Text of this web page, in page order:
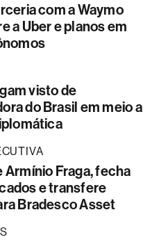
com a Waymo
a Uber e planos em
visto de
do Brasil em meio a
Armínio Fraga, fecha
e transfere
Bradesco Asset